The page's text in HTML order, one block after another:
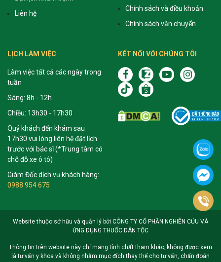
Liên hệ
Chính sách và điều khoản
Chính sách vận chuyển
LỊCH LÀM VIỆC
Làm việc tất cả các ngày trong
tuần
Sáng: 8h - 12h
Chiều: 13h30 - 17h30
Quý khách đến khám sau
17h30 vui lòng liên hệ đặt lịch
trước với bác sĩ (*Trung tâm có
chỗ đỗ xe ô tô)
Giám Đốc dịch vụ khách hàng:
0988 954 675
KẾT NỐI VỚI CHÚNG TÔI
Website thuộc sở hữu và quản lý bởi CÔNG TY CỔ PHẦN NGHIÊN CỨU VÀ
ỨNG DỤNG THUỐC DÂN TỘC
Thông tin trên website này chỉ mang tính chất tham khảo; không được xem
là tư vấn y khoa và không nhằm mục đích thay thế cho tư vấn, chẩn đoán